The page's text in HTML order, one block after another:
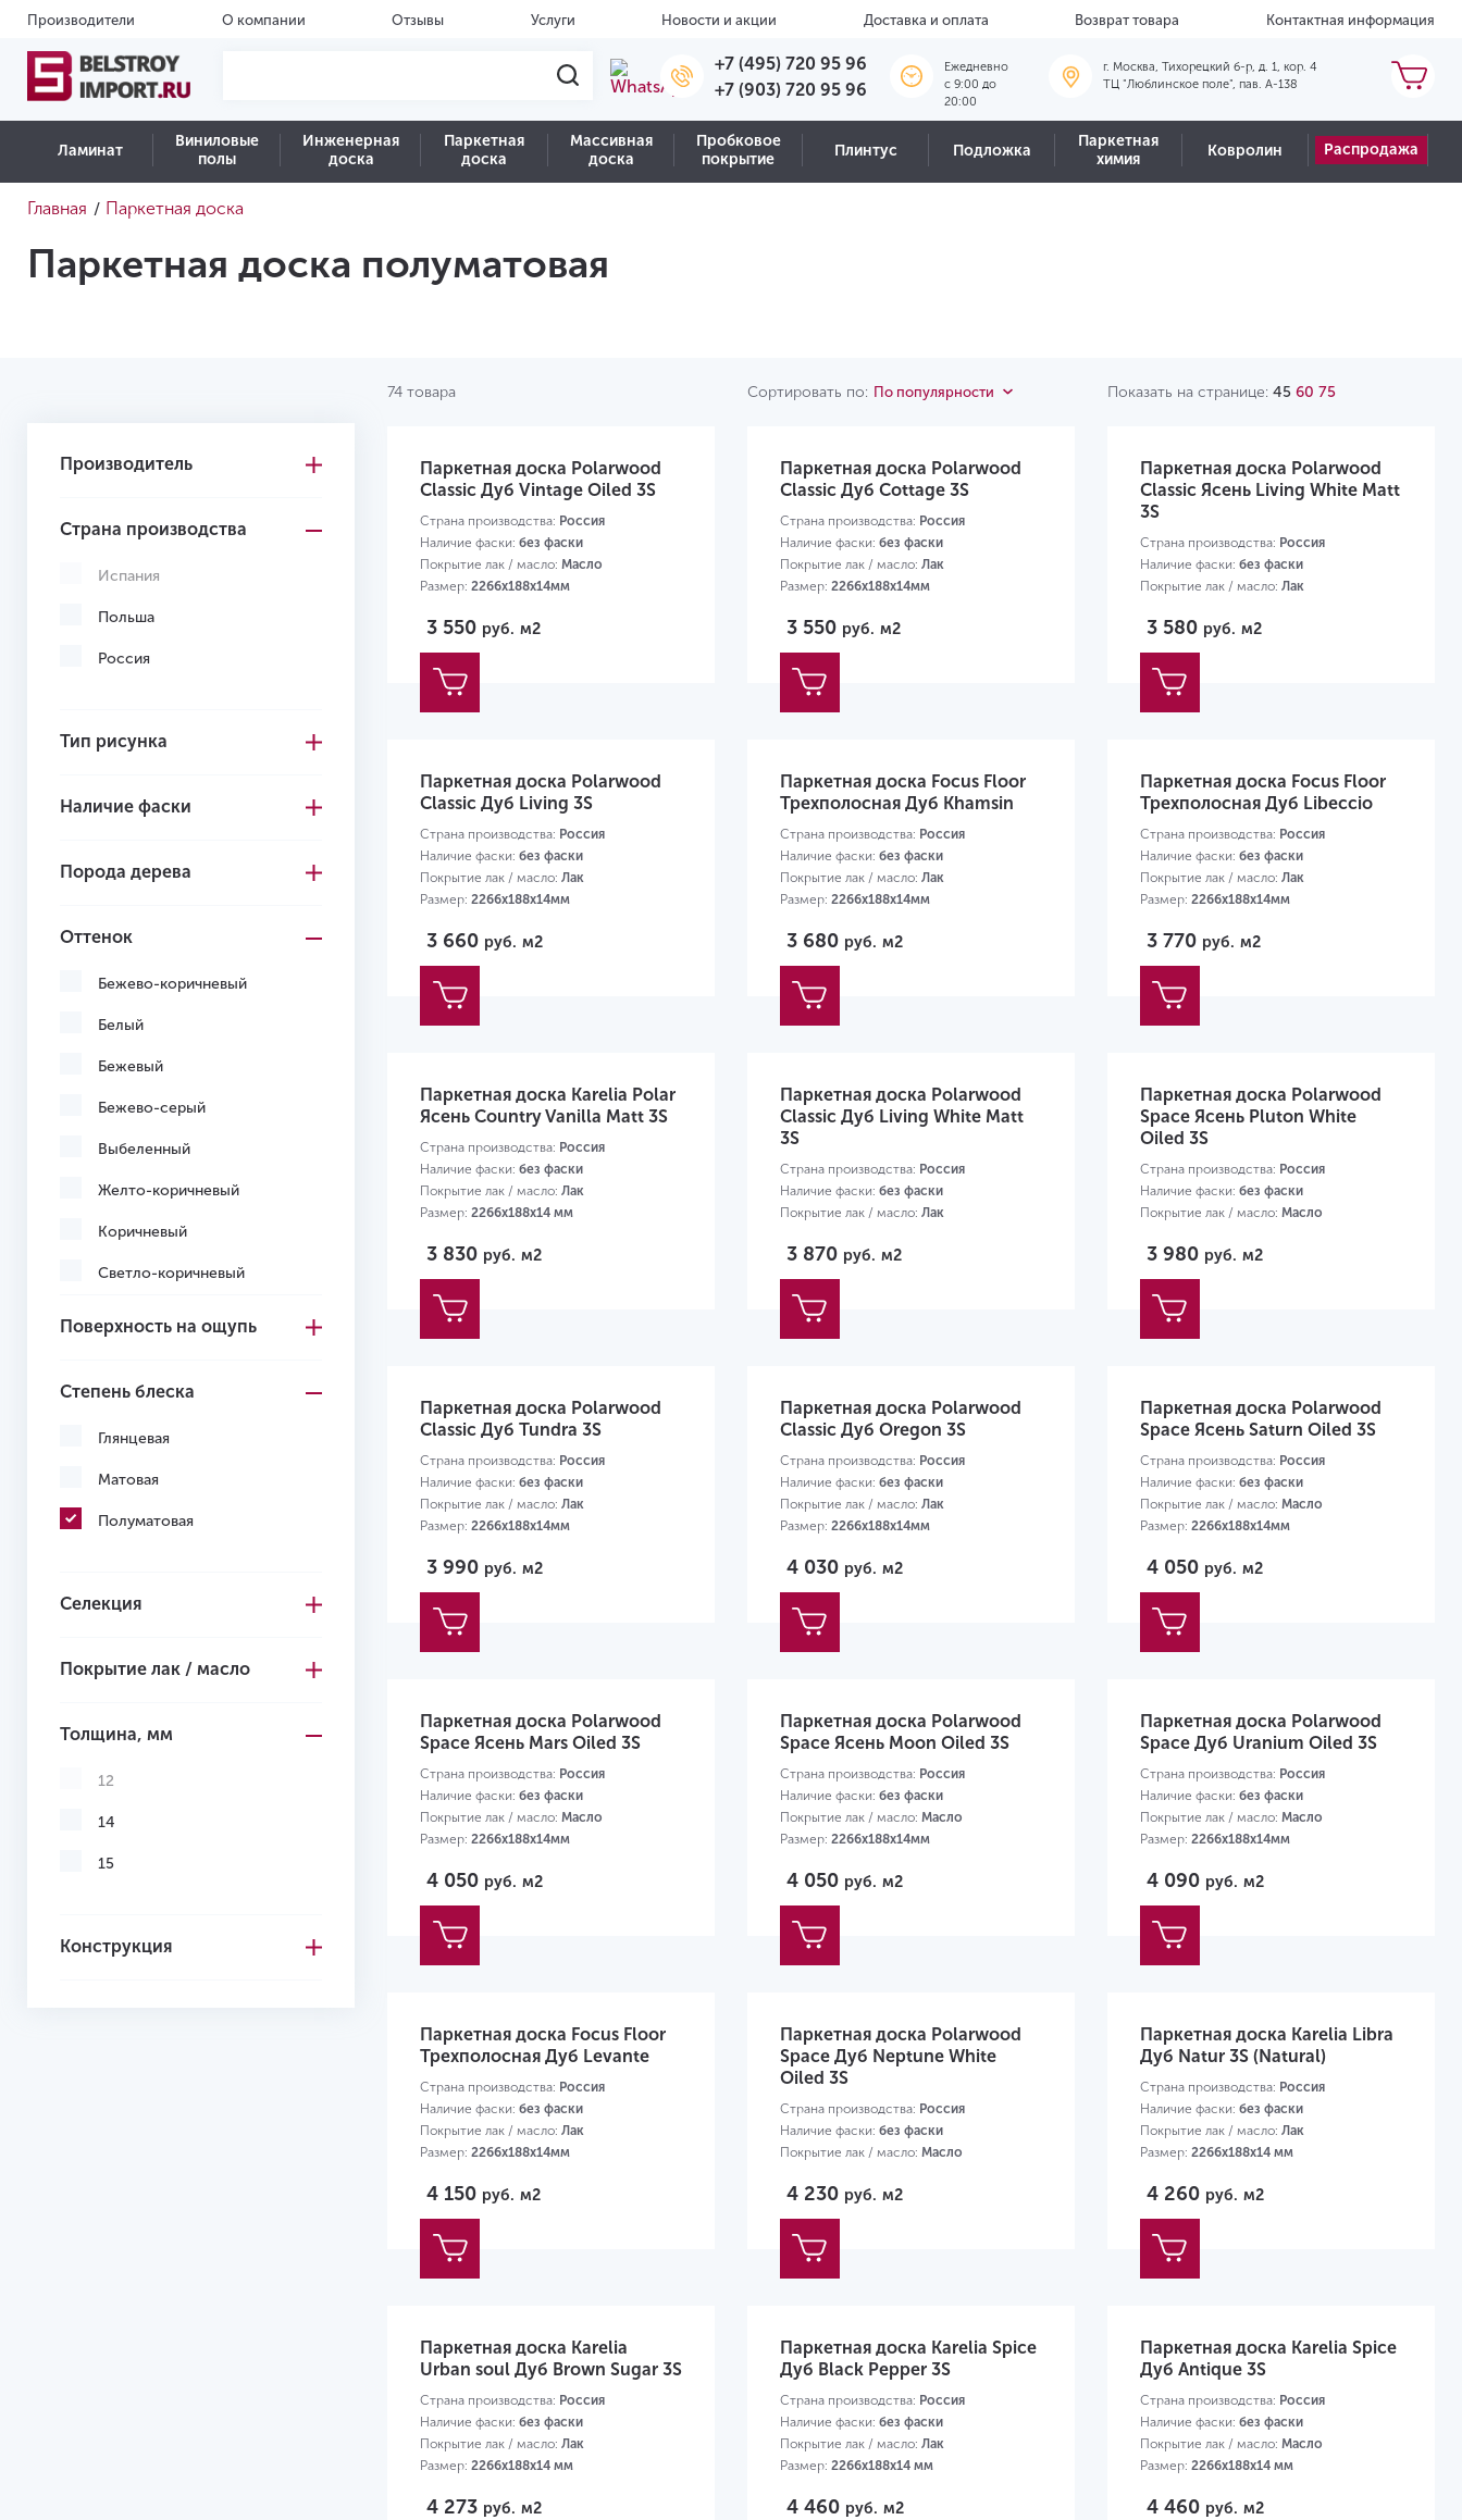
Производители О компании Отзывы Услуги Новости и акции Доставка и оплата Возврат товара Контактная информация
+7 (495) 720 95 96
+7 (903) 720 95 96
Ежедневно
c 9:00 до
20:00
г. Москва, Тихорецкий б-р, д. 1, кор. 4
ТЦ "Люблинское поле", пав. А-138
Ламинат
Виниловые
полы
Инженерная
доска
Паркетная
доска
Массивная
доска
Пробковое
покрытие
Плинтус Подложка
Паркетная
химия
Ковролин Распродажа
Главная / Паркетная доска
Паркетная доска полуматовая
74 товара Сортировать по: По популярности Показать на странице: 45 60 75
Производитель
Страна производства
Испания
Польша
Россия
Тип рисунка
Наличие фаски
Порода дерева
Оттенок
Бежево-коричневый
Белый
Бежевый
Бежево-серый
Выбеленный
Желто-коричневый
Коричневый
Светло-коричневый
Темно-коричневый
Черный
Желтый
Поверхность на ощупь
Степень блеска
Глянцевая
Матовая
Полуматовая
Селекция
Покрытие лак / масло
Толщина, мм
12
14
15
Конструкция
Паркетная доска Polarwood
Classic Дуб Vintage Oiled 3S
Страна производства: Россия
Наличие фаски: без фаски
Покрытие лак / масло: Масло
Размер: 2266х188х14мм
3 550 руб. м2
Паркетная доска Polarwood
Classic Дуб Cottage 3S
Страна производства: Россия
Наличие фаски: без фаски
Покрытие лак / масло: Лак
Размер: 2266х188х14мм
3 550 руб. м2
Паркетная доска Polarwood
Classic Ясень Living White Matt
3S
Страна производства: Россия
Наличие фаски: без фаски
Покрытие лак / масло: Лак
3 580 руб. м2
Паркетная доска Polarwood
Classic Дуб Living 3S
Страна производства: Россия
Наличие фаски: без фаски
Покрытие лак / масло: Лак
Размер: 2266х188х14мм
3 660 руб. м2
Паркетная доска Focus Floor
Трехполосная Дуб Khamsin
Страна производства: Россия
Наличие фаски: без фаски
Покрытие лак / масло: Лак
Размер: 2266х188х14мм
3 680 руб. м2
Паркетная доска Focus Floor
Трехполосная Дуб Libeccio
Страна производства: Россия
Наличие фаски: без фаски
Покрытие лак / масло: Лак
Размер: 2266х188х14мм
3 770 руб. м2
Паркетная доска Karelia Polar
Ясень Country Vanilla Matt 3S
Страна производства: Россия
Наличие фаски: без фаски
Покрытие лак / масло: Лак
Размер: 2266х188х14 мм
3 830 руб. м2
Паркетная доска Polarwood
Classic Дуб Living White Matt
3S
Страна производства: Россия
Наличие фаски: без фаски
Покрытие лак / масло: Лак
3 870 руб. м2
Паркетная доска Polarwood
Space Ясень Pluton White
Oiled 3S
Страна производства: Россия
Наличие фаски: без фаски
Покрытие лак / масло: Масло
3 980 руб. м2
Паркетная доска Polarwood
Classic Дуб Tundra 3S
Страна производства: Россия
Наличие фаски: без фаски
Покрытие лак / масло: Лак
Размер: 2266х188х14мм
3 990 руб. м2
Паркетная доска Polarwood
Classic Дуб Oregon 3S
Страна производства: Россия
Наличие фаски: без фаски
Покрытие лак / масло: Лак
Размер: 2266х188х14мм
4 030 руб. м2
Паркетная доска Polarwood
Space Ясень Saturn Oiled 3S
Страна производства: Россия
Наличие фаски: без фаски
Покрытие лак / масло: Масло
Размер: 2266х188х14мм
4 050 руб. м2
Паркетная доска Polarwood
Space Ясень Mars Oiled 3S
Страна производства: Россия
Наличие фаски: без фаски
Покрытие лак / масло: Масло
Размер: 2266х188х14мм
4 050 руб. м2
Паркетная доска Polarwood
Space Ясень Moon Oiled 3S
Страна производства: Россия
Наличие фаски: без фаски
Покрытие лак / масло: Масло
Размер: 2266х188х14мм
4 050 руб. м2
Паркетная доска Polarwood
Space Дуб Uranium Oiled 3S
Страна производства: Россия
Наличие фаски: без фаски
Покрытие лак / масло: Масло
Размер: 2266х188х14мм
4 090 руб. м2
Паркетная доска Focus Floor
Трехполосная Дуб Levante
Страна производства: Россия
Наличие фаски: без фаски
Покрытие лак / масло: Лак
Размер: 2266х188х14мм
4 150 руб. м2
Паркетная доска Polarwood
Space Дуб Neptune White
Oiled 3S
Страна производства: Россия
Наличие фаски: без фаски
Покрытие лак / масло: Масло
4 230 руб. м2
Паркетная доска Karelia Libra
Дуб Natur 3S (Natural)
Страна производства: Россия
Наличие фаски: без фаски
Покрытие лак / масло: Лак
Размер: 2266х188х14 мм
4 260 руб. м2
Паркетная доска Karelia
Urban soul Дуб Brown Sugar 3S
Страна производства: Россия
Наличие фаски: без фаски
Покрытие лак / масло: Лак
Размер: 2266х188х14 мм
4 273 руб. м2
Паркетная доска Karelia Spice
Дуб Black Pepper 3S
Страна производства: Россия
Наличие фаски: без фаски
Покрытие лак / масло: Лак
Размер: 2266х188х14 мм
4 460 руб. м2
Паркетная доска Karelia Spice
Дуб Antique 3S
Страна производства: Россия
Наличие фаски: без фаски
Покрытие лак / масло: Масло
Размер: 2266х188х14 мм
4 460 руб. м2